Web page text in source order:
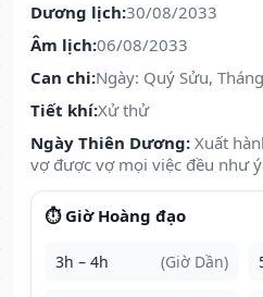
Dương lịch:30/08/2033
Âm lịch:06/08/2033
Can chi:Ngày: Quý Sửu,
Tiết khí:Xử thử
Ngày Thiên Dương: Xuất
vợ được vợ mọi việc đều như
⏱️ Giờ Hoàng đạo
3h – 4h (Giờ Dần)